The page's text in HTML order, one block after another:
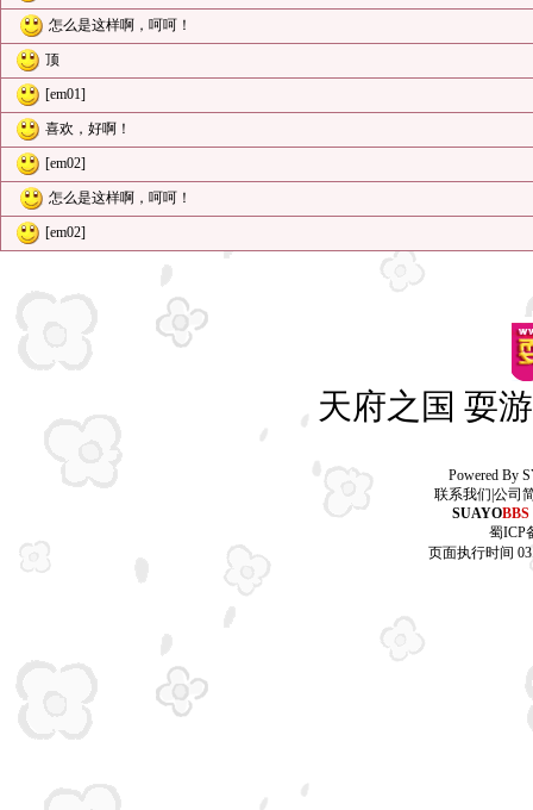
怎么是这样啊，呵呵！
顶
[em01]
喜欢，好啊！
[em02]
怎么是这样啊，呵呵！
[em02]
天府之国 耍
Powered By
联系我们 公司
SUAYOBBS
蜀ICP
页面执行时间